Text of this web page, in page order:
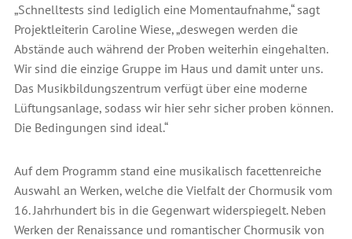
„Schnelltests sind lediglich eine Momentaufnahme,“ sagt
Projektleiterin Caroline Wiese, „deswegen werden die
Abstände auch während der Proben weiterhin eingehalten.
Wir sind die einzige Gruppe im Haus und damit unter uns.
Das Musikbildungszentrum verfügt über eine moderne
Lüftungsanlage, sodass wir hier sehr sicher proben können.
Die Bedingungen sind ideal.“
Auf dem Programm stand eine musikalisch facettenreiche
Auswahl an Werken, welche die Vielfalt der Chormusik vom
16. Jahrhundert bis in die Gegenwart widerspiegelt. Neben
Werken der Renaissance und romantischer Chormusik von